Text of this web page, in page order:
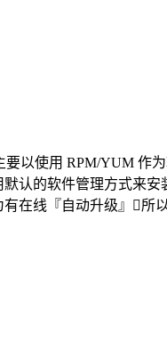
使用 RPM/YUM 作
认的软件管理方式
有在线『自动升级』